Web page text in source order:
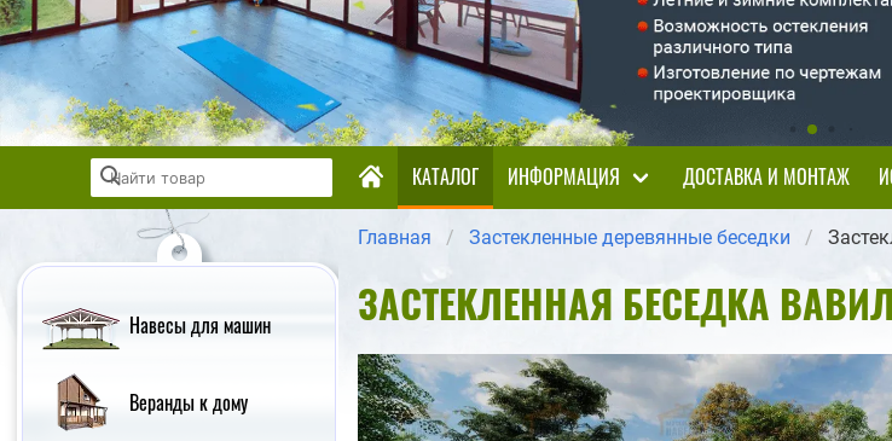
КАТАЛОГ ИНФОРМАЦИЯ ДОСТАВКА И МОНТАЖ
Навесы для машин
Веранды к дому
Главная Застекленные деревянные беседки
ЗАСТЕКЛЕННАЯ БЕСЕДКА